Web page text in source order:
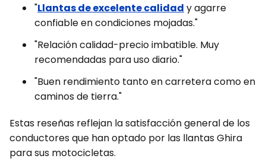
"Llantas de excelente calidad y agarre
confiable en condiciones mojadas."
"Relación calidad-precio imbatible. Muy
recomendadas para uso diario."
"Buen rendimiento tanto en carretera como en
caminos de tierra."
Estas reseñas reflejan la satisfacción general de los
conductores que han optado por las llantas Ghira
para sus motocicletas.